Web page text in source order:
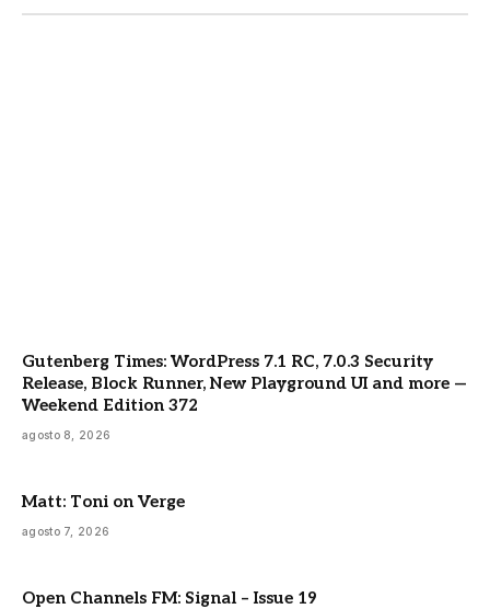
Gutenberg Times: WordPress 7.1 RC, 7.0.3 Security
Release, Block Runner, New Playground UI and more —
Weekend Edition 372
agosto 8, 2026
Matt: Toni on Verge
agosto 7, 2026
Open Channels FM: Signal – Issue 19